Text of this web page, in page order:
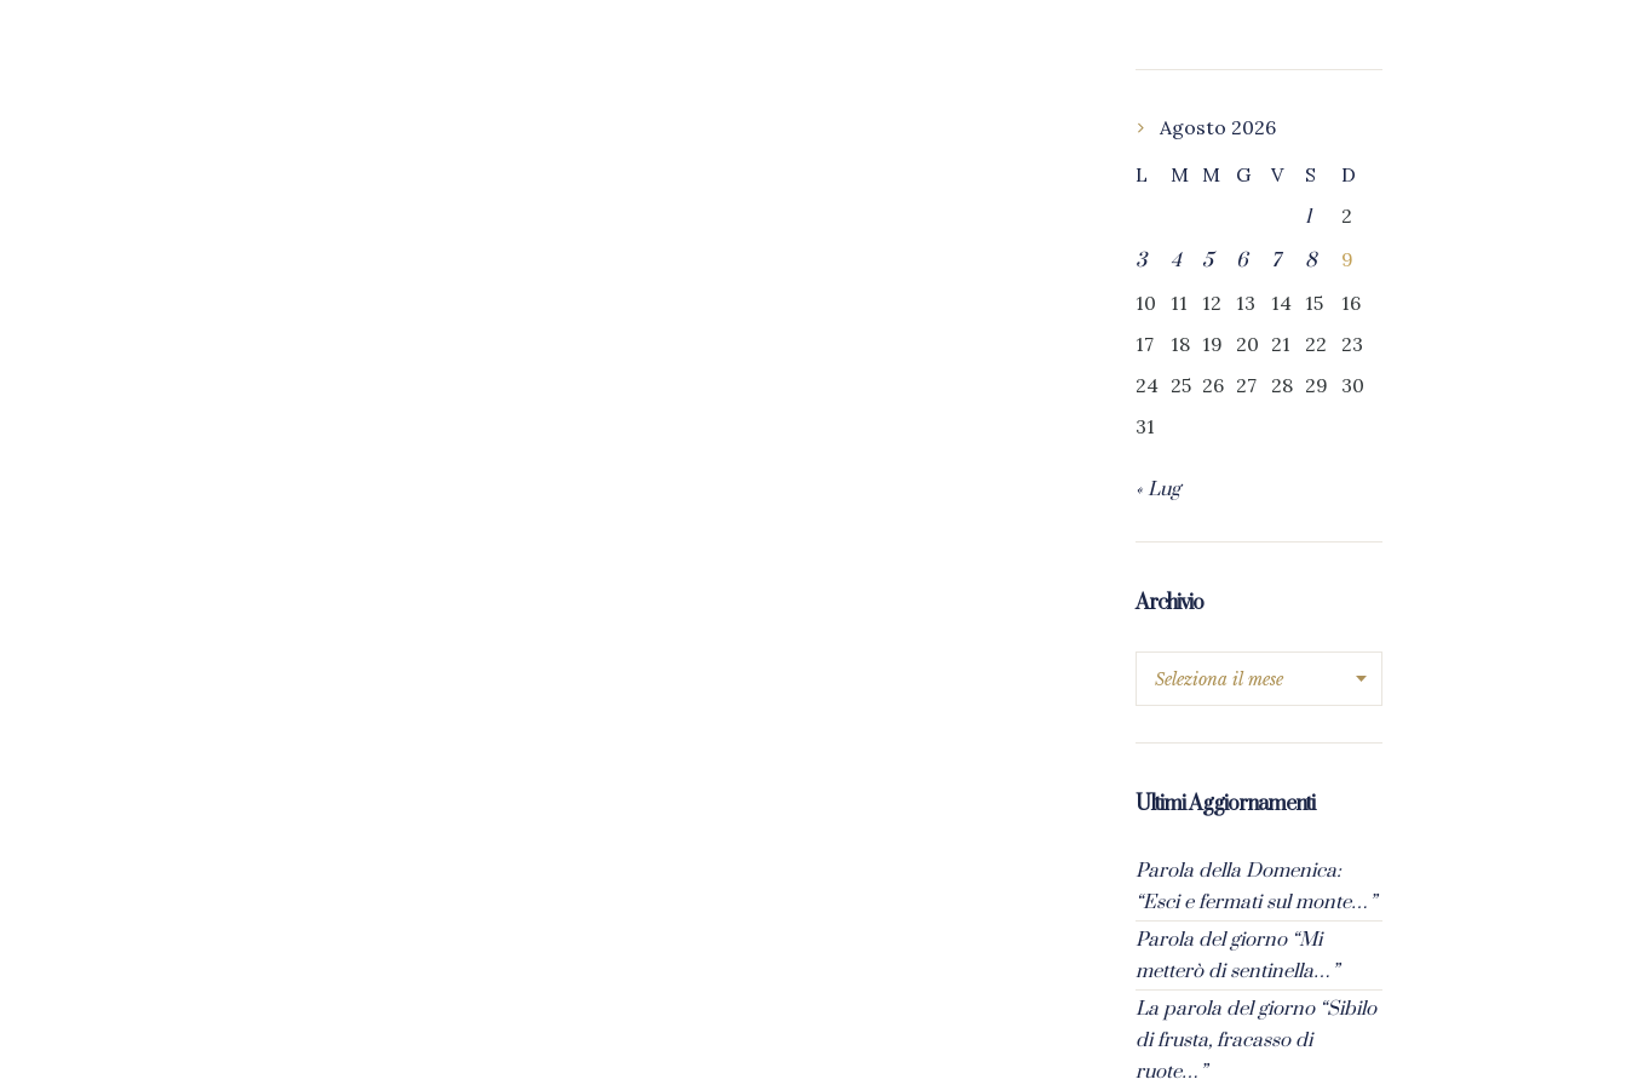
Agosto 2026
L
M M G V S
D
1
2
3
4 5 6 7 8
9
10
11 12 13 14 15
16
17
18 19 20 21 22
23
24 25 26 27 28 29
30
31
« Lug
Archivio
Ultimi Aggiornamenti
Parola della Domenica:
“Esci e fermati sul monte…”
Parola del giorno “Mi
metterò di sentinella…”
La parola del giorno “Sibilo
di frusta, fracasso di
ruote…”